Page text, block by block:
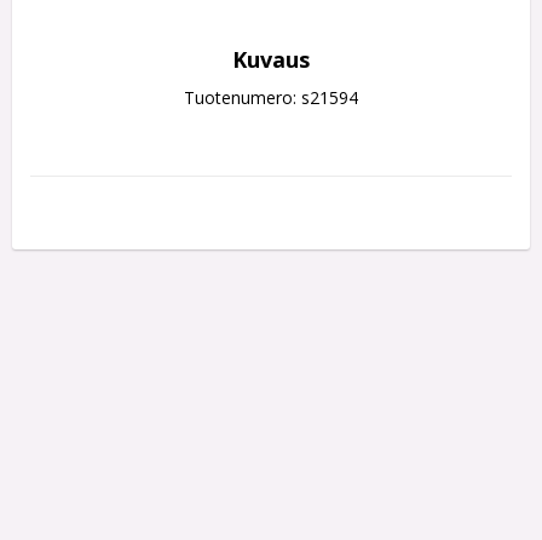
Kuvaus
Tuotenumero: s21594